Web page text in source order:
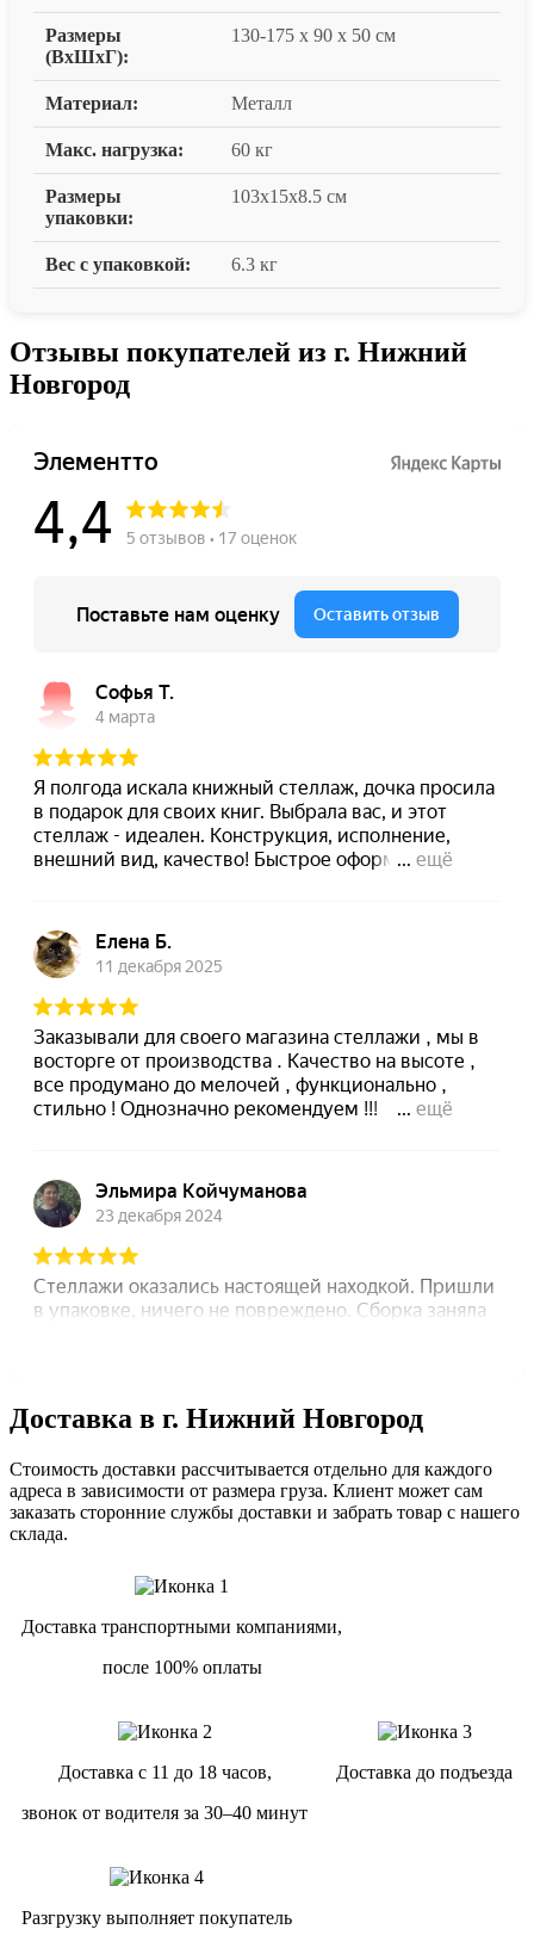
Размеры
(ВxШxГ):
130-175 x 90 x 50 см
Материал: Металл
Макс. нагрузка: 60 кг
Размеры
упаковки:
103х15х8.5 см
Вес с упаковкой: 6.3 кг
Отзывы покупателей из г. Нижний
Новгород
Доставка в г. Нижний Новгород
Стоимость доставки рассчитывается отдельно для каждого
адреса в зависимости от размера груза. Клиент может сам
заказать сторонние службы доставки и забрать товар с нашего
склада.
Доставка транспортными компаниями,
после 100% оплаты
Доставка с 11 до 18 часов,
звонок от водителя за 30–40 минут
Доставка до подъезда
Разгрузку выполняет покупатель